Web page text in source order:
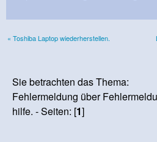
« Toshiba Laptop wiederherstellen.
Sie betrachten das Thema:
Fehlermeldung über
hilfe. - Seiten: [1]